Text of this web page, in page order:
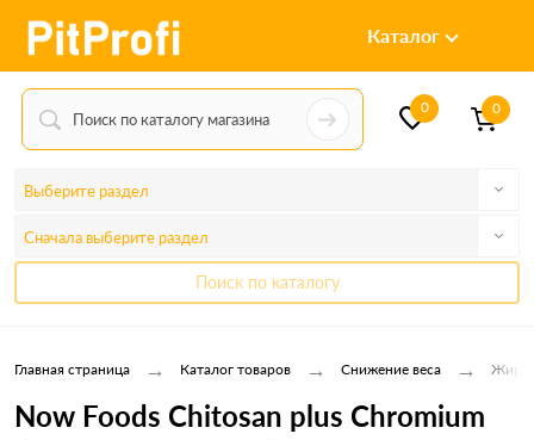
Каталог
0 0
Выберите раздел
Сначала выберите раздел
Поиск по каталогу
Главная страница → Каталог товаров → Снижение веса →
Now Foods Chitosan plus Chromium